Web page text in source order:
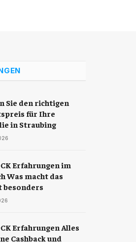
Sie den richtigen
für Ihre
in Straubing
Erfahrungen im
Was macht das
besonders
Erfahrungen Alles
Cashback und